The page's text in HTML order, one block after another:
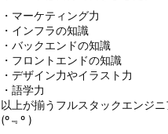
・マーケティング力
・インフラの知識
・バックエンドの知識
・フロントエンドの知識
・デザイン力やイラスト力
・語学力
以上が揃うフルスタックエンジニ
(º﹃º )